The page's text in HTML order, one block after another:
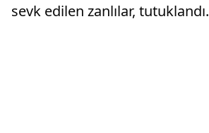
sevk edilen zanlılar, tutuklandı.